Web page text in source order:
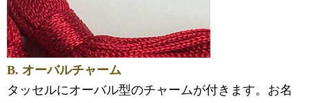
B. オーバルチャーム
タッセルにオーバル型のチャームが付きます。お名